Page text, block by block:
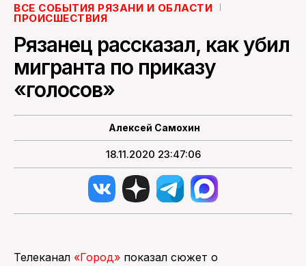
ВСЕ СОБЫТИЯ РЯЗАНИ И ОБЛАСТИ
ПРОИСШЕСТВИЯ
Рязанец рассказал, как убил
мигранта по приказу
«голосов»
Алексей Самохин
18.11.2020 23:47:06
Телеканал «Город» показал сюжет о